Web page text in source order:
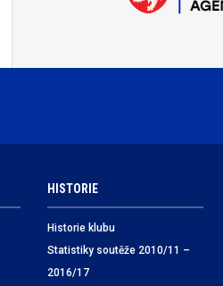
HISTORIE
Historie klubu
Statistiky soutěže 2010/11 –
2016/17